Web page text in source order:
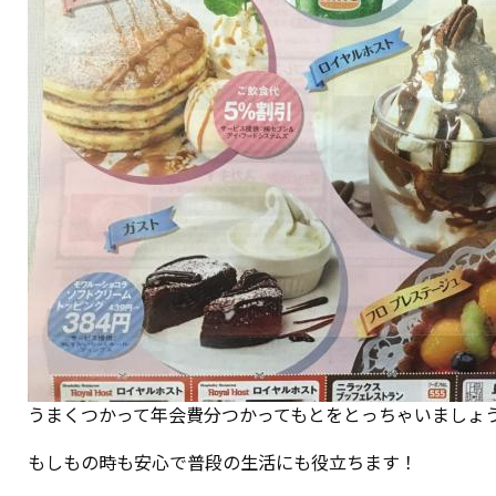
うまくつかって年会費分つかってもとをとっちゃいましょ
もしもの時も安心で普段の生活にも役立ちます！